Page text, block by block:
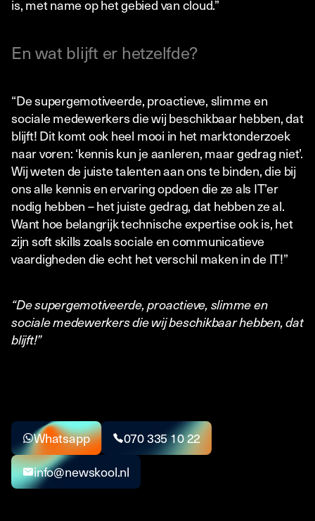
is, met name op het gebied van cloud.”
En wat blijft er hetzelfde?
“De supergemotiveerde, proactieve, slimme en
sociale medewerkers die wij beschikbaar hebben, dat
blijft! Dit komt ook heel mooi in het marktonderzoek
naar voren: ‘kennis kun je aanleren, maar gedrag niet’.
Wij weten de juiste talenten aan ons te binden, die bij
ons alle kennis en ervaring opdoen die ze als IT’er
nodig hebben – het juiste gedrag, dat hebben ze al.
Want hoe belangrijk technische expertise ook is, het
zijn soft skills zoals sociale en communicatieve
vaardigheden die echt het verschil maken in de IT!”
“De supergemotiveerde, proactieve, slimme en
sociale medewerkers die wij beschikbaar hebben, dat
blijft!”
Whatsapp
070 335 10 22
info@newskool.nl